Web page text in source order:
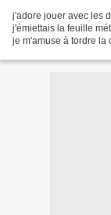
j'adore jouer avec les
j'émiettais la feuille
je m'amuse à tordre la